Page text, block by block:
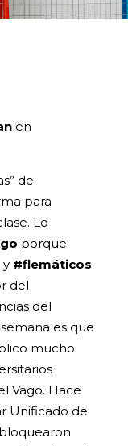
en
de
para
Lo
porque
y #flemáticos
del
del
es que
mucho
Vago. Hace
Unificado de
bloquearon